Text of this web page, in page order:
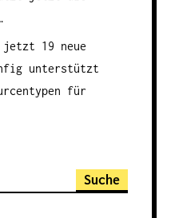
jetzt 19 neue
unterstützt
für